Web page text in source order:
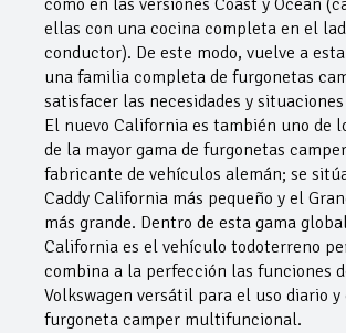
como en las versiones Coast y Ocean
ellas con una cocina completa en el
conductor). De este modo, vuelve a
una familia completa de furgonetas
satisfacer las necesidades y
El nuevo California es también uno de
de la mayor gama de furgonetas
fabricante de vehículos alemán; se
Caddy California más pequeño y el
más grande. Dentro de esta gama
California es el vehículo todoterreno
combina a la perfección las funciones
Volkswagen versátil para el uso diario y
furgoneta camper multifuncional.